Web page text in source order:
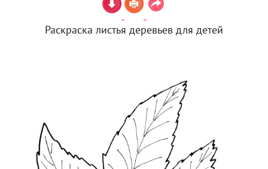
Раскраска листья деревьев для детей